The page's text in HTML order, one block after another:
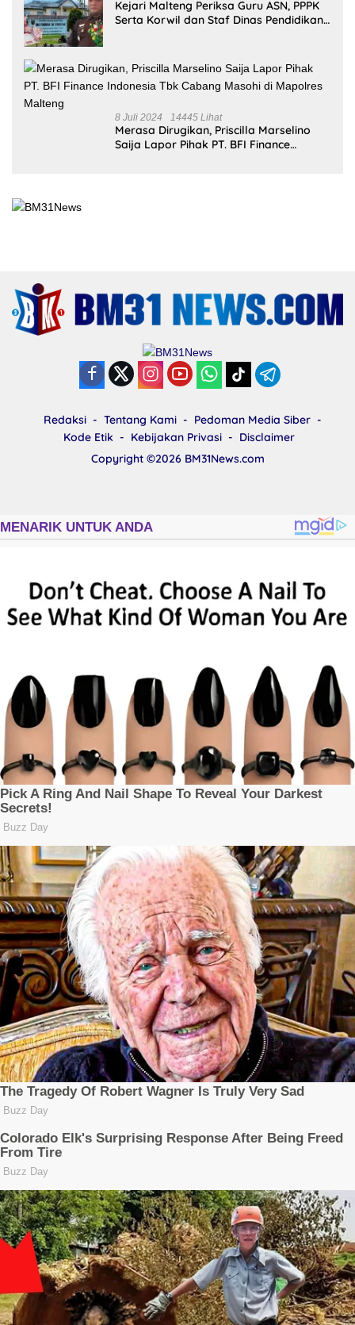
Kejari Malteng Periksa Guru ASN, PPPK
Serta Korwil dan Staf Dinas Pendidikan
8 Juli 2024 14445 Lihat
Merasa Dirugikan, Priscilla Marselino
Saija Lapor Pihak PT. BFI Finance
Redaksi Tentang Kami
Pedoman Media Siber
Kode Etik
Kebijakan Privasi
Disclaimer
Copyright ©2026 BM31News.com